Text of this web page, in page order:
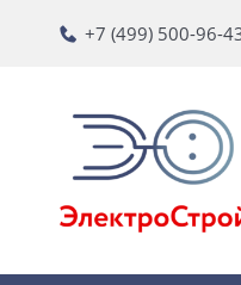
+7 (499) 500-96-